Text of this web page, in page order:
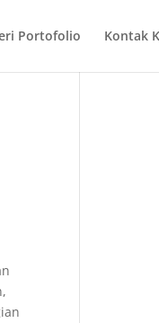
Portofolio Kontak